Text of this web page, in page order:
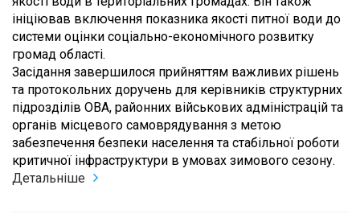
ініціював включення показника якості питної води до
системи оцінки соціально-економічного розвитку
громад області.
Засідання завершилося прийняттям важливих рішень
та протокольних доручень для керівників структурних
підрозділів ОВА, районних військових адміністрацій та
органів місцевого самоврядування з метою
забезпечення безпеки населення та стабільної роботи
критичної інфраструктури в умовах зимового сезону.
Детальніше